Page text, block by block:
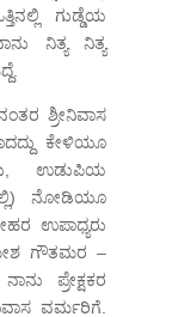
ಗುಡ್ಡೆಯ
ನಿತ್ಯ ನಿತ್ಯ
ಶ್ರೀನಿವಾಸ
ಕೇಳಿಯೂ
ಉಡುಪಿಯ
ನೋಡಿಯೂ
ಉಪಾಧ್ಯರು
ಗೌತಮರ –
ಪ್ರೇಕ್ಷಕರ
ವರ್ಮರಿಗೆ.